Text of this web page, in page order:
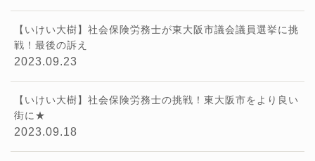
n/sy...
★チャンネル登録はこちら 年金・社会保険等に
関わる話をお見逃しなく🍀 https://bit.ly/2ANTAj
1
・・・・・・・・・・・・・・・・・・・・・・・・
【楽曲提供】 ★DOVA-SYNDROMEhttps://dov
a-s.jp/★魔王魂https://maou.audio/★効果音ラ
ボhttps://soundeffect-lab.info/
・・・・・・・・・・・・・・・・・・・・・・・・
【お知らせ】 ★株式会社プレジデント社様が発
【いけい大樹】社会保険労務士が東大阪市議会議員選挙に挑
戦！最後の訴え
2023.09.23
【いけい大樹】社会保険労務士の挑戦！東大阪市をより良い
街に★
2023.09.18